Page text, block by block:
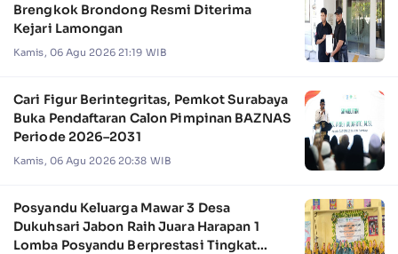
Brengkok Brondong Resmi Diterima
Kejari Lamongan
Kamis, 06 Agu 2026 21:19 WIB
Cari Figur Berintegritas, Pemkot Surabaya
Buka Pendaftaran Calon Pimpinan BAZNAS
Periode 2026–2031
Kamis, 06 Agu 2026 20:38 WIB
Posyandu Keluarga Mawar 3 Desa
Dukuhsari Jabon Raih Juara Harapan 1
Lomba Posyandu Berprestasi Tingkat